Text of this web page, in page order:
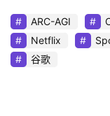
ARC-AGI
Netflix
谷歌